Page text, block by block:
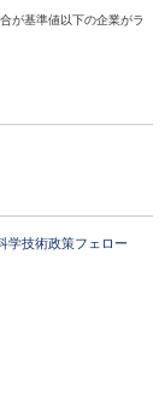
が基準値以下の企業がラ
学技術政策フェロー